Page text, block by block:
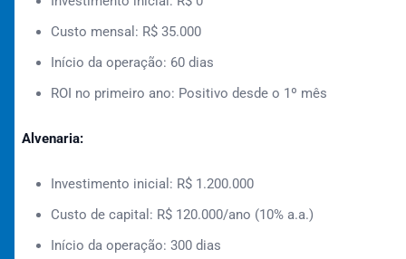
Custo mensal: R$ 35.000
Início da operação: 60 dias
ROI no primeiro ano: Positivo desde o 1º mês
Alvenaria:
Investimento inicial: R$ 1.200.000
Custo de capital: R$ 120.000/ano (10% a.a.)
Início da operação: 300 dias